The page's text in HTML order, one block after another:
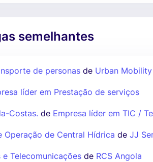
semelhantes
de personas de Urban Mobility
líder em Prestação de serviços
Costas. de Empresa líder em TIC /
Operação de Central Hídrica de JJ
e Telecomunicações de RCS Angola